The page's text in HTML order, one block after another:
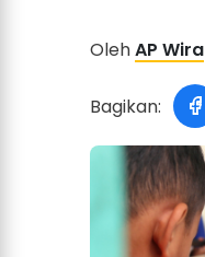
OlehAP Wira
Bagikan: